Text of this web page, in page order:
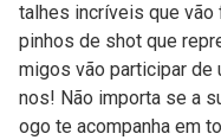
talhes incríveis que vão
pinhos de shot que
migos vão participar de
nos! Não importa se a
ogo te acompanha em